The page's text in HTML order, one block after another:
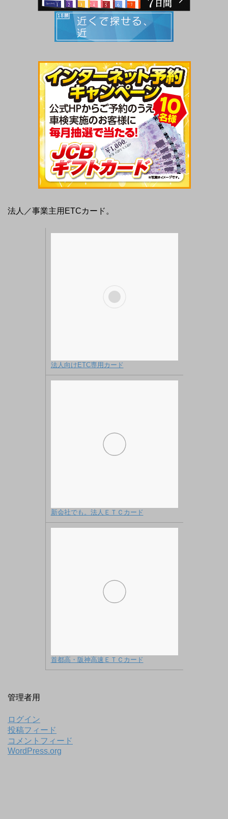
法人／事業主用ETCカード。
法人向けETC専用カード
新会社でも。法人ＥＴＣカード
首都高・阪神高速ＥＴＣカード
管理者用
ログイン
投稿フィード
コメントフィード
WordPress.org